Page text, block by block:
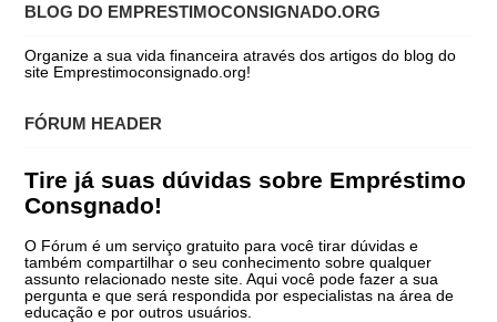
BLOG DO EMPRESTIMOCONSIGNADO.ORG
Organize a sua vida financeira através dos artigos do blog do
site Emprestimoconsignado.org!
FÓRUM HEADER
Tire já suas dúvidas sobre Empréstimo
Consgnado!
O Fórum é um serviço gratuito para você tirar dúvidas e
também compartilhar o seu conhecimento sobre qualquer
assunto relacionado neste site. Aqui você pode fazer a sua
pergunta e que será respondida por especialistas na área de
educação e por outros usuários.